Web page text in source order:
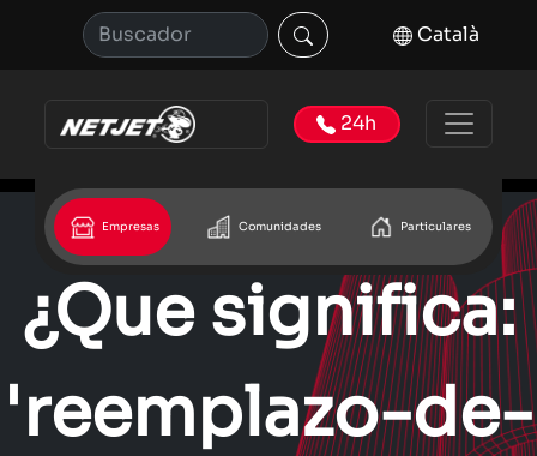
Català
24h
Empresas Comunidades Particulares
¿Que significa:
'reemplazo-de-